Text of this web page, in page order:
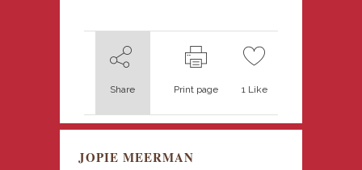
Share Print page 1Like
JOPIE MEERMAN